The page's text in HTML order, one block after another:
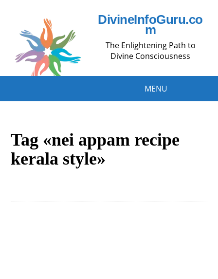
DivineInfoGuru.co
m
The Enlightening Path to
Divine Consciousness
MENU
Tag «nei appam recipe
kerala style»